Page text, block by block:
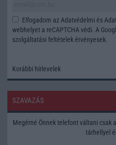
Elfogadom az Adatvédelmi és
webhelyet a reCAPTCHA védi. A
szolgáltatási feltételek érvényesek.
Korábbi hírlevelek
SZAVAZÁS
Megérné Önnek telefont váltani csak
tárhellyel